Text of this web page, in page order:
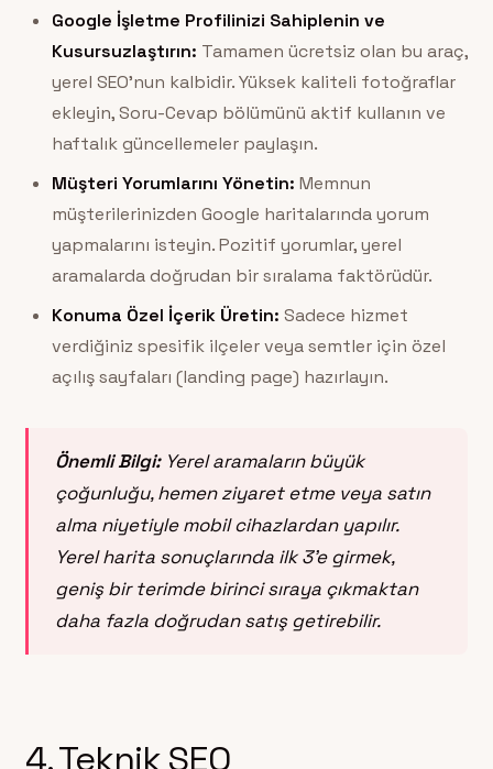
Google İşletme Profilinizi Sahiplenin ve
Kusursuzlaştırın: Tamamen ücretsiz olan bu araç,
yerel SEO’nun kalbidir. Yüksek kaliteli fotoğraflar
ekleyin, Soru-Cevap bölümünü aktif kullanın ve
haftalık güncellemeler paylaşın.
Müşteri Yorumlarını Yönetin: Memnun
müşterilerinizden Google haritalarında yorum
yapmalarını isteyin. Pozitif yorumlar, yerel
aramalarda doğrudan bir sıralama faktörüdür.
Konuma Özel İçerik Üretin: Sadece hizmet
verdiğiniz spesifik ilçeler veya semtler için özel
açılış sayfaları (landing page) hazırlayın.
Önemli Bilgi:Yerel aramaların büyük
çoğunluğu, hemen ziyaret etme veya satın
alma niyetiyle mobil cihazlardan yapılır.
Yerel harita sonuçlarında ilk 3’e girmek,
geniş bir terimde birinci sıraya çıkmaktan
daha fazla doğrudan satış getirebilir.
4. Teknik SEO